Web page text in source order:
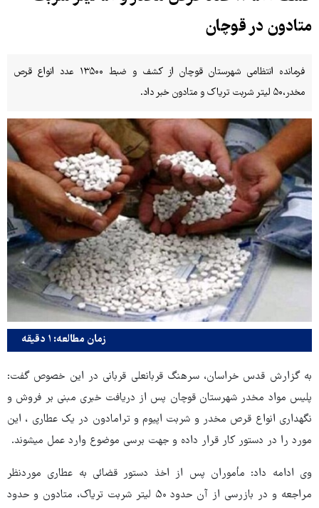
متادون در قوچان
فرمانده ‎انتظامی‌ شهرستان قوچان از کشف و ضبط ۱۳۵۰۰ عدد انواع قرص
مخدر،۵۰ لیتر شربت تریاک و متادون خبر داد.
زمان مطالعه: ۱ دقیقه
به گزارش قدس خراسان، سرهنگ قربانعلی قربانی در این خصوص گفت:
پلیس مواد مخدر شهرستان قوچان پس از دریافت خبری مبنی بر فروش و
نگهداری انواع قرص مخدر و شربت اپیوم و ترامادون در یک عطاری ، این
مورد را در دستور کار قرار داده و جهت برسی موضوع وارد عمل میشوند.
وی ادامه داد: مأموران پس از اخذ دستور قضائی به عطاری موردنظر
مراجعه و در بازرسی از آن حدود ۵۰ لیتر شربت تریاک، متادون و حدود